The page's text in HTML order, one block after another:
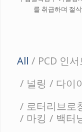
를 취급하며 절
All / PCD 인
/ 널링 / 다이
/ 로터리브로
/ 마킹 / 백터